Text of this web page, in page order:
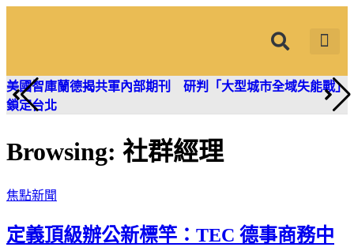
美國智庫蘭德揭共軍內部期刊 研判「大型城市全域失能戰」
鎖定台北
Browsing: 社群經理
焦點新聞
定義頂級辦公新標竿：TEC 德事商務中